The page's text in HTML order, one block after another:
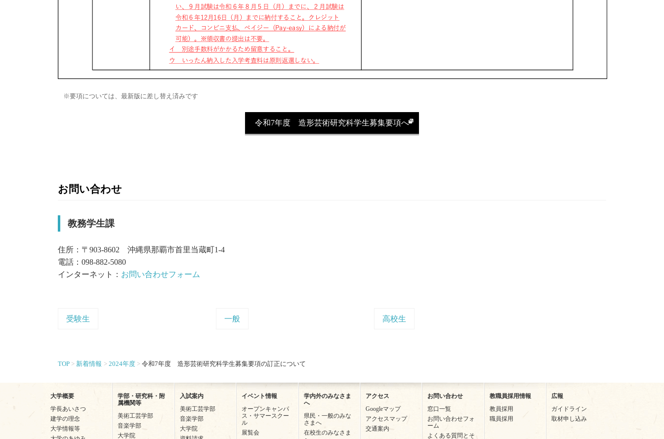
要項については、最新版に差し替え済みです
令和7年度 造形芸術研究科学生募集要項へ
お問い合わせ
教務学生課
住所：〒903-8602 沖縄県那覇市首里当蔵町1-4
電話：098-882-5080
インターネット： お問い合わせフォーム
受験生 一般 高校生
TOP 新着情報 2024年度 令和7年度 造形芸術研究科学生募集要項の訂正について
大学概要
学長あいさつ
建学の理念
大学情報等
学部・研究科・附
属機関等
美術工芸学部
音楽学部
大学院
入試案内
美術工芸学部
音楽学部
大学院
イベント情報
オープンキャンパ
ス・サマースクー
ル
展覧会
学内外のみなさま
へ
県民・一般のみな
さまへ
在校生のみなさま
アクセス
Googleマップ
アクセスマップ
交通案内
お問い合わせ
窓口一覧
お問い合わせフォ
ーム
よくある質問とそ
教職員採用情報
教員採用
職員採用
広報
ガイドライン
取材申し込み